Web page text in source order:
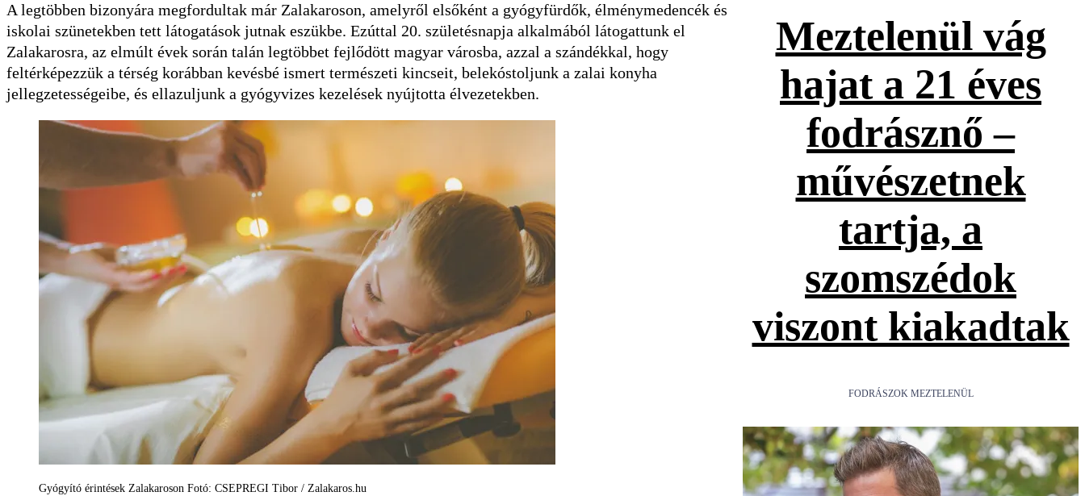
A legtöbben bizonyára megfordultak már Zalakaroson, amelyről elsőként a gyógyfürdők, élménymedencék és
iskolai szünetekben tett látogatások jutnak eszükbe. Ezúttal 20. születésnapja alkalmából látogattunk el
Zalakarosra, az elmúlt évek során talán legtöbbet fejlődött magyar városba, azzal a szándékkal, hogy
feltérképezzük a térség korábban kevésbé ismert természeti kincseit, belekóstoljunk a zalai konyha
jellegzetességeibe, és ellazuljunk a gyógyvizes kezelések nyújtotta élvezetekben.
Gyógyító érintések Zalakaroson Fotó: CSEPREGI Tibor / Zalakaros.hu
Meztelenül vág
hajat a 21 éves
fodrásznő –
művészetnek
tartja, a
szomszédok
viszont kiakadtak
FODRÁSZOK MEZTELENÜL